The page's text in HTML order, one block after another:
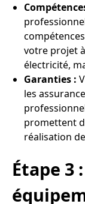
votre projet
électricité,
Garanties :
les
promettent
réalisation
Étape 3